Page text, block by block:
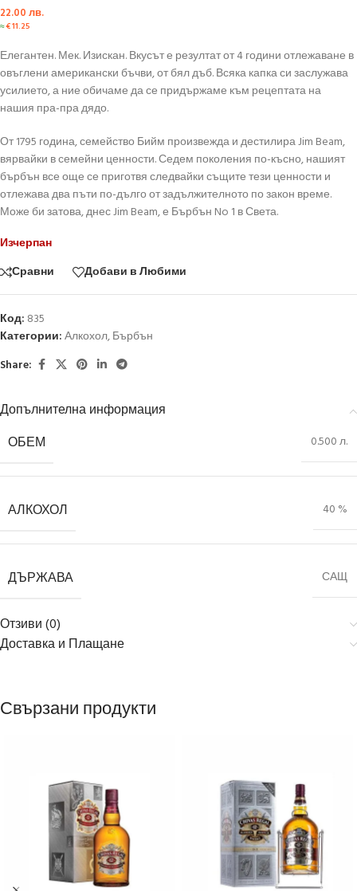
22.00 лв.
≈€11.25
Елегантен. Мек. Изискан. Вкусът е резултат от 4 години отлежаване в
овъглени американски бъчви, от бял дъб. Всяка капка си заслужава
усилието, а ние обичаме да се придържаме към рецептата на
нашия пра-пра дядо.
От 1795 година, семейство Бийм произвежда и дестилира Jim Beam,
вярвайки в семейни ценности. Седем поколения по-късно, нашият
бърбън все още се приготвя следвайки същите тези ценности и
отлежава два пъти по-дълго от задължителното по закон време.
Може би затова, днес Jim Beam, е Бърбън No 1 в Света.
Изчерпан
Сравни
Добави в Любими
Код: 835
Категории:Алкохол,Бърбън
Share:
Допълнителна информация
ОБЕМ 0.500 л.
АЛКОХОЛ 40 %
ДЪРЖАВА САЩ
Отзиви (0)
Доставка и Плащане
Свързани продукти